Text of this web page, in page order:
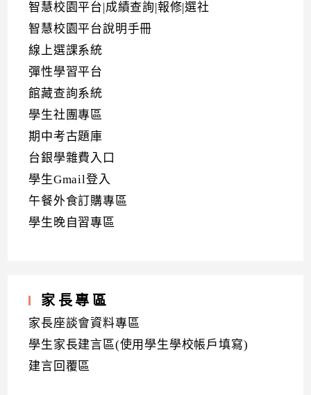
智慧校園平台|成績查詢|報修|選社
智慧校園平台說明手冊
線上選課系統
彈性學習平台
館藏查詢系統
學生社團專區
期中考古題庫
台銀學雜費入口
學生Gmail登入
午餐外食訂購專區
學生晚自習專區
家長專區
家長座談會資料專區
學生家長建言區(使用學生學校帳戶填寫)
建言回覆區